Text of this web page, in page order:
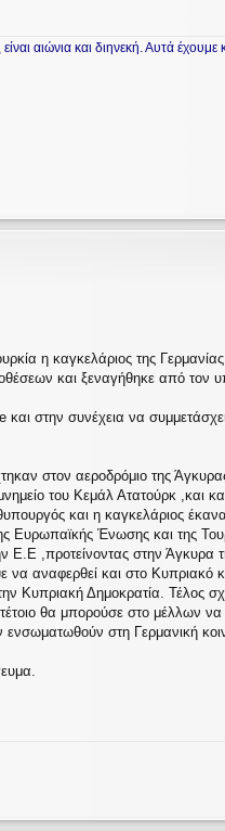
αιώνια και διηνεκή. Αυτά
η καγκελάριος της
και ξεναγήθηκε από τον
και στην συνέχεια να
στον αεροδρόμιο της
του Κεμάλ Ατατούρκ ,και
και η καγκελάριος
Ευρωπαϊκής Ένωσης και της
Ε.Ε ,προτείνοντας στην
αναφερθεί και στο Κυπριακό
Κυπριακή Δημοκρατία. Τέλος
θα μπορούσε στο μέλλων
στη Γερμανική